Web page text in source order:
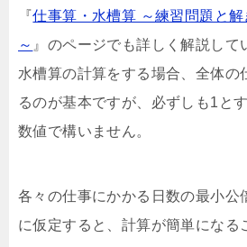
『仕事算・水槽算 ～練習問題と解
～ 』のページでも詳しく解説して
水槽算の計算をする場合、全体の
るのが基本ですが、必ずしも1と
数値で構いません。
各々の仕事にかかる日数の最小公
に仮定すると、計算が簡単になる